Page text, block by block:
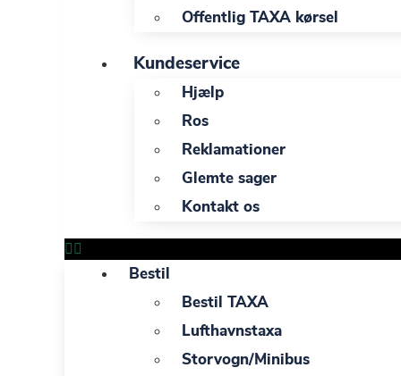
Offentlig TAXA kørsel
Kundeservice
Hjælp
Ros
Reklamationer
Glemte sager
Kontakt os
Bestil
Bestil TAXA
Lufthavnstaxa
Storvogn/Minibus